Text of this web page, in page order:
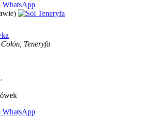
WhatsApp
Teneryfa
WhatsApp